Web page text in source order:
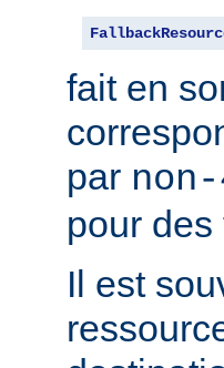
fait en
par
pour
Il est